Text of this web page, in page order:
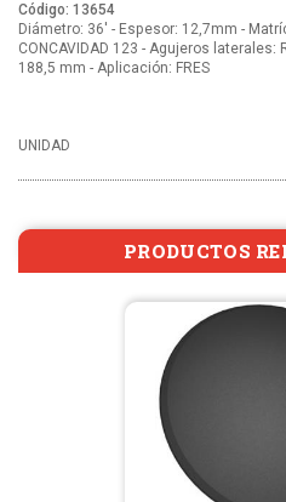
Código: 13654
Diámetro: 36' - Espesor: 12,7mm -
CONCAVIDAD 123 - Agujeros laterales:
188,5 mm - Aplicación: FRES
UNIDAD
PRODUCTOS